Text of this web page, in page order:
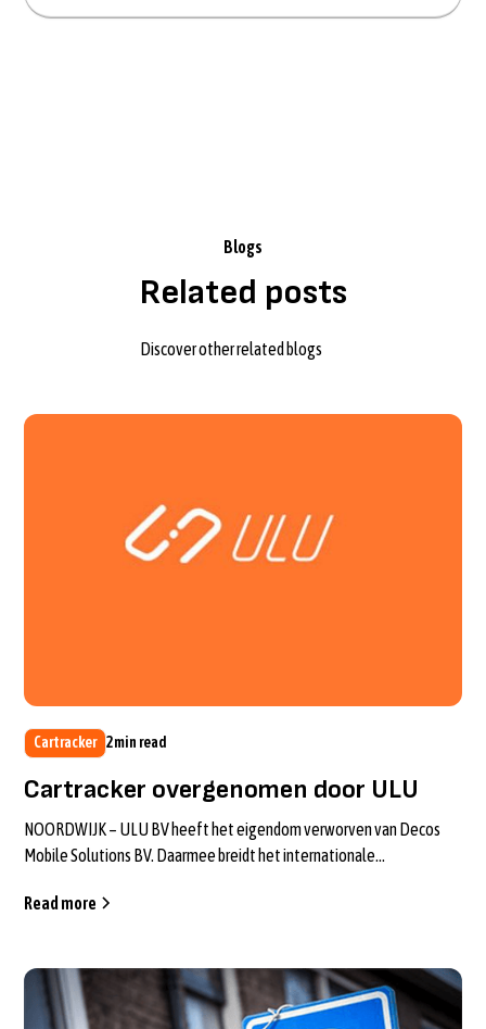
Blogs
Related posts
Discover other related blogs
Cartracker 2min read
Cartracker overgenomen door ULU
NOORDWIJK – ULU BV heeft het eigendom verworven van Decos
Mobile Solutions BV. Daarmee breidt het internationale
Read more